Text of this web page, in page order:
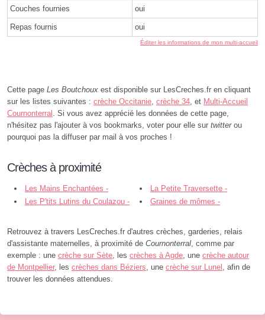
Couches fournies oui
Repas fournis oui
Éditer les informations de mon multi-accueil
Cette page Les Boutchoux est disponible sur LesCreches.fr en cliquant
sur les listes suivantes : crèche Occitanie crèche 34 , et Multi-Accueil
Cournonterral . Si vous avez apprécié les données de cette page,
n'hésitez pas l'ajouter à vos bookmarks, voter pour elle sur twitterou
pourquoi pas la diffuser par mail à vos proches !
Crèches à proximité
Les Mains Enchantées -
Cournonterral
La Petite Traversette -
Cournonsec
Les P'tits Lutins du Coulazou -
Graines de mômes -
Retrouvez à travers LesCreches.fr d'autres crèches, garderies, relais
d'assistante maternelles, à proximité de Cournonterral , comme par
exemple : une crèche sur Sète , les crèches à Agde , une crèche autour
de Montpellier, les crèches dans Béziers , une crèche sur Lunel , afin de
trouver les données attendues.